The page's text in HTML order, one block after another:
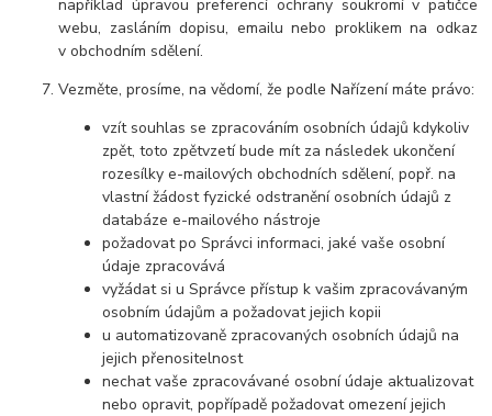
například úpravou preferencí ochrany soukromí v patičce
webu, zasláním dopisu, emailu nebo proklikem na odkaz
v obchodním sdělení.
Vezměte, prosíme, na vědomí, že podle Nařízení máte právo:
vzít souhlas se zpracováním osobních údajů kdykoliv
zpět, toto zpětvzetí bude mít za následek ukončení
rozesílky e-mailových obchodních sdělení, popř. na
vlastní žádost fyzické odstranění osobních údajů z
databáze e-mailového nástroje
požadovat po Správci informaci, jaké vaše osobní
údaje zpracovává
vyžádat si u Správce přístup k vašim zpracovávaným
osobním údajům a požadovat jejich kopii
u automatizovaně zpracovaných osobních údajů na
jejich přenositelnost
nechat vaše zpracovávané osobní údaje aktualizovat
nebo opravit, popřípadě požadovat omezení jejich